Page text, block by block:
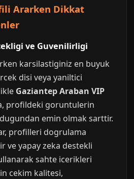
Ararken Dikkat
ve Guvenilirligi
karsilastiginiz en buyuk
disi veya yaniltici
Gaziantep Araban VIP
profildeki goruntulerin
emin olmak sarttir.
profilleri dogrulama
ve yapay zeka destekli
sahte icerikleri
cekim kalitesi,